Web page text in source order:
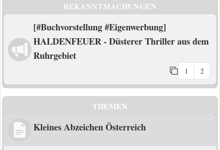
BEKANNTMACHUNGEN
[#Buchvorstellung #Eigenwerbung]
HALDENFEUER - Düsterer Thriller aus dem
Ruhrgebiet
1 2
THEMEN
Kleines Abzeichen Österreich